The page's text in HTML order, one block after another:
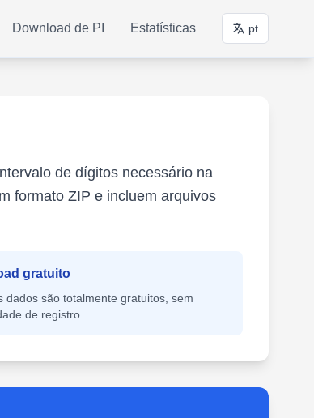
Download de PI Estatísticas pt
de dígitos necessário na
formato ZIP e incluem arquivos
gratuito
dados são totalmente gratuitos, sem
de registro